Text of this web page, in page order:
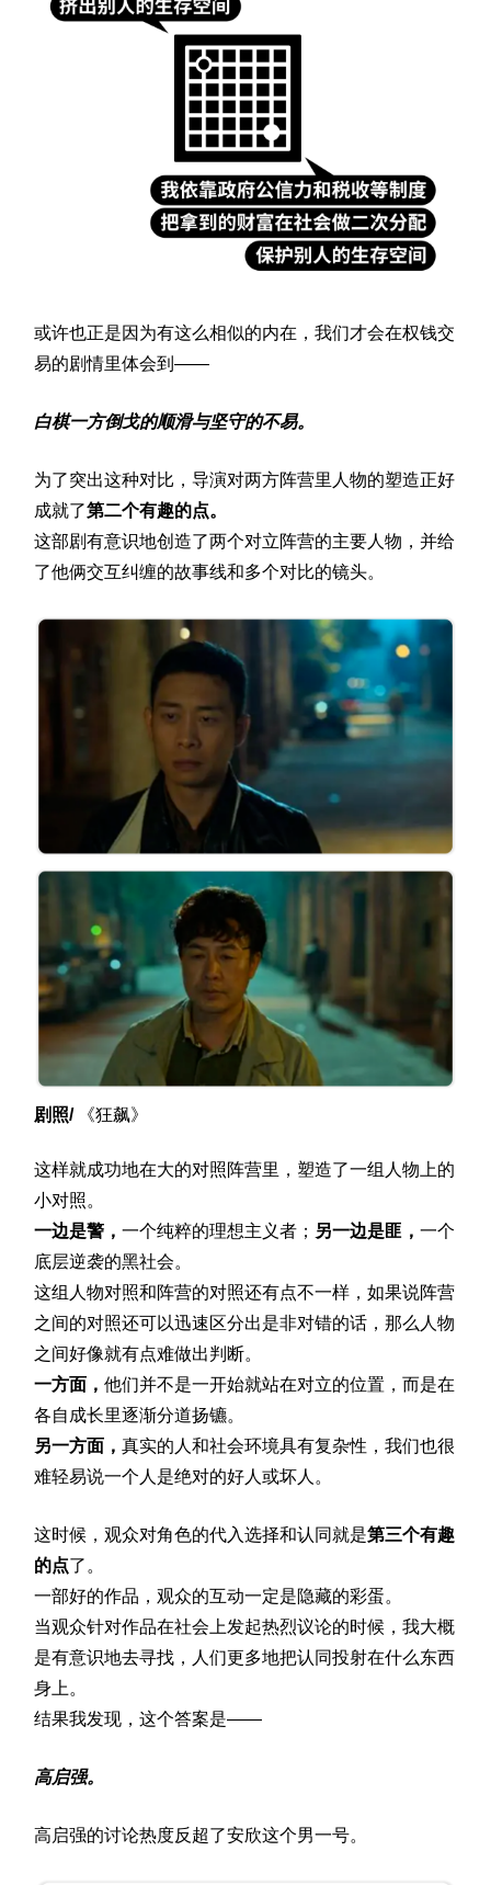
或许也正是因为有这么相似的内在，我们才会在权钱交
易的剧情里体会到——
白棋一方倒戈的顺滑与坚守的不易。
为了突出这种对比，导演对两方阵营里人物的塑造正好
成就了第二个有趣的点。
这部剧有意识地创造了两个对立阵营的主要人物，并给
了他俩交互纠缠的故事线和多个对比的镜头。
剧照/《狂飙》
这样就成功地在大的对照阵营里，塑造了一组人物上的
小对照。
一边是警， 一个纯粹的理想主义者； 另一边是匪， 一个
底层逆袭的黑社会。
这组人物对照和阵营的对照还有点不一样，如果说阵营
之间的对照还可以迅速区分出是非对错的话，那么人物
之间好像就有点难做出判断。
一方面， 他们并不是一开始就站在对立的位置，而是在
各自成长里逐渐分道扬镳。
另一方面， 真实的人和社会环境具有复杂性，我们也很
难轻易说一个人是绝对的好人或坏人。
这时候，观众对角色的代入选择和认同就是第三个有趣
的点了。
一部好的作品，观众的互动一定是隐藏的彩蛋。
当观众针对作品在社会上发起热烈议论的时候，我大概
是有意识地去寻找，人们更多地把认同投射在什么东西
身上。
结果我发现，这个答案是——
高启强。
高启强的讨论热度反超了安欣这个男一号。